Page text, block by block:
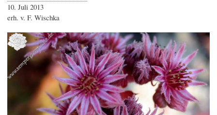
10. Juli 2013
erh. v. F. Wischka